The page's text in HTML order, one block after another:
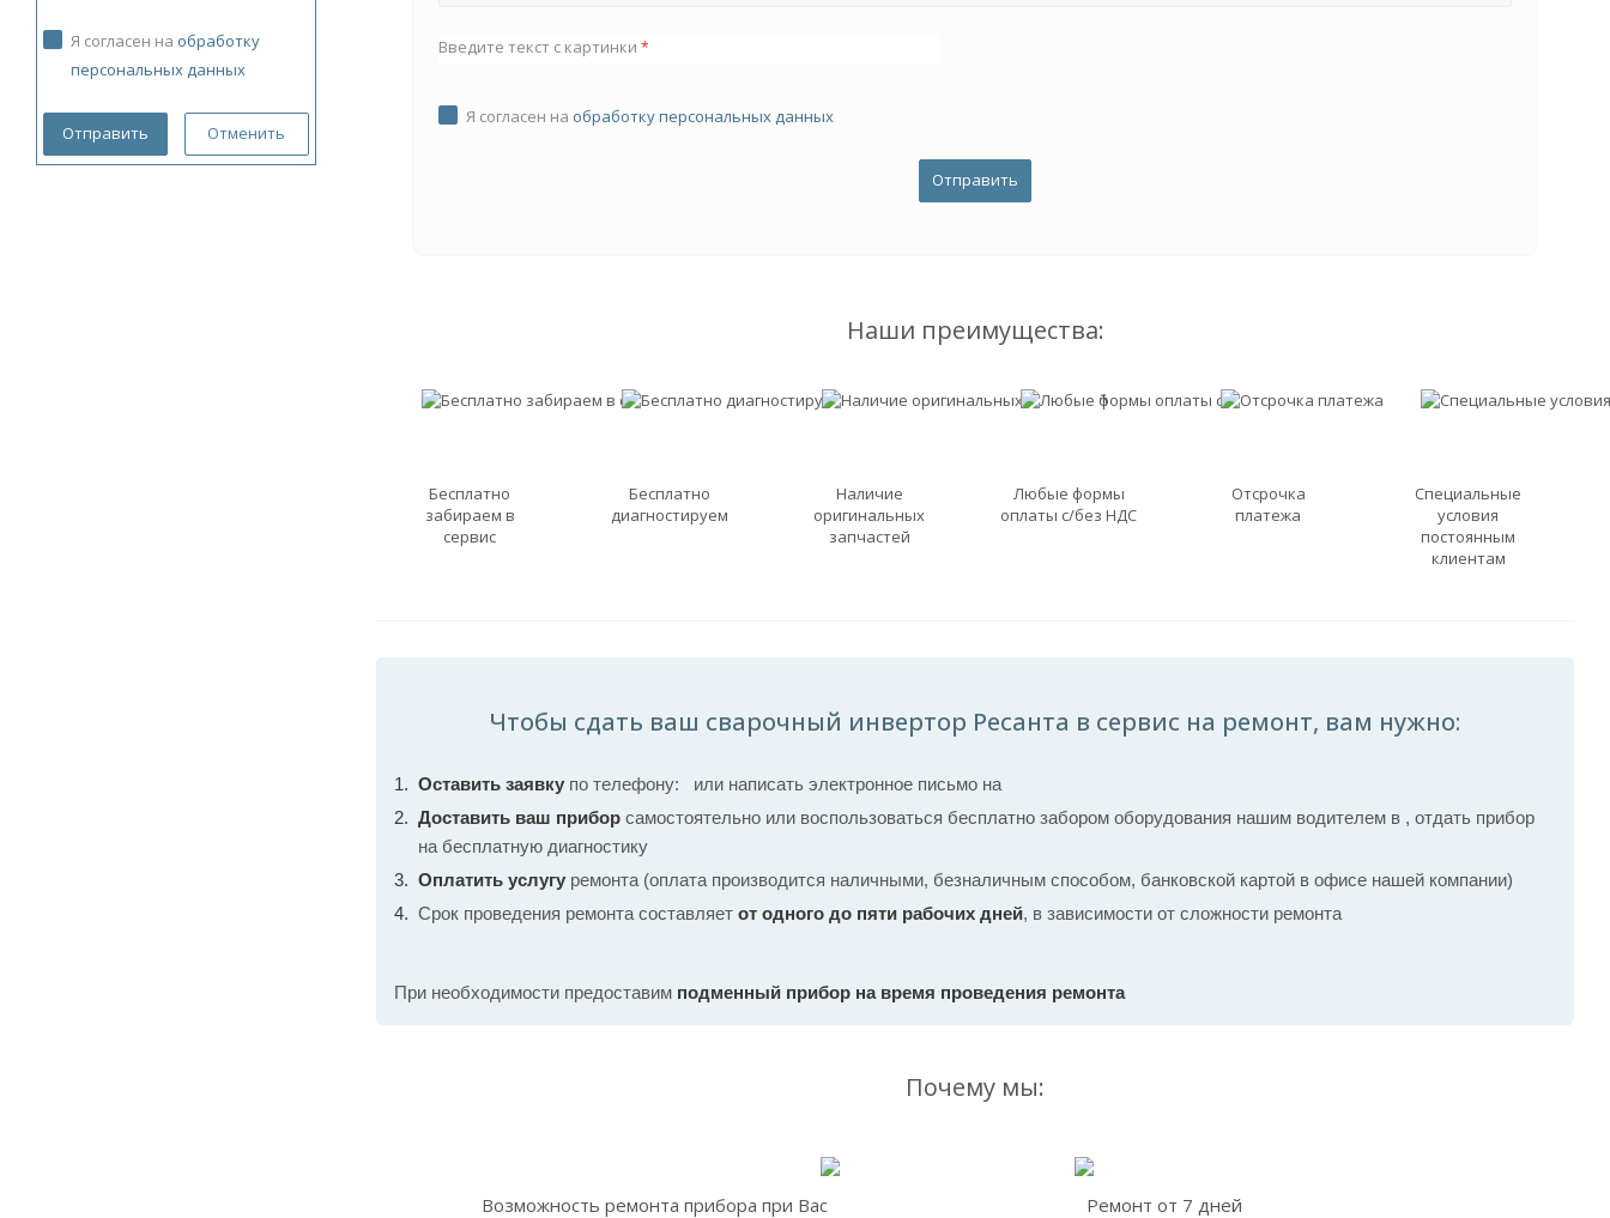
Введите текст с картинки *
Я согласен на обработку персональных данных
Наши преимущества:
Бесплатно
забираем в
сервис
Бесплатно
диагностируем
Наличие
оригинальных
запчастей
Любые формы
оплаты с/без НДС
Отсрочка
платежа
Специальные
условия
постоянным
клиентам
Чтобы сдать ваш сварочный инвертор Ресанта в сервис на ремонт, вам нужно:
Оставить заявку по телефону:
или написать электронное письмо на
Доставить ваш прибор самостоятельно или воспользоваться бесплатно забором оборудования нашим водителем в , отдать прибор
на бесплатную диагностику
Оплатить услугу ремонта (оплата производится наличными, безналичным способом, банковской картой в офисе нашей компании)
Срок проведения ремонта составляет от одного до пяти рабочих дней, в зависимости от сложности ремонта
При необходимости предоставим подменный прибор на время проведения ремонта
Почему мы:
Возможность ремонта прибора при Вас Ремонт от 7 дней
Я согласен на обработку
персональных данных
Отменить